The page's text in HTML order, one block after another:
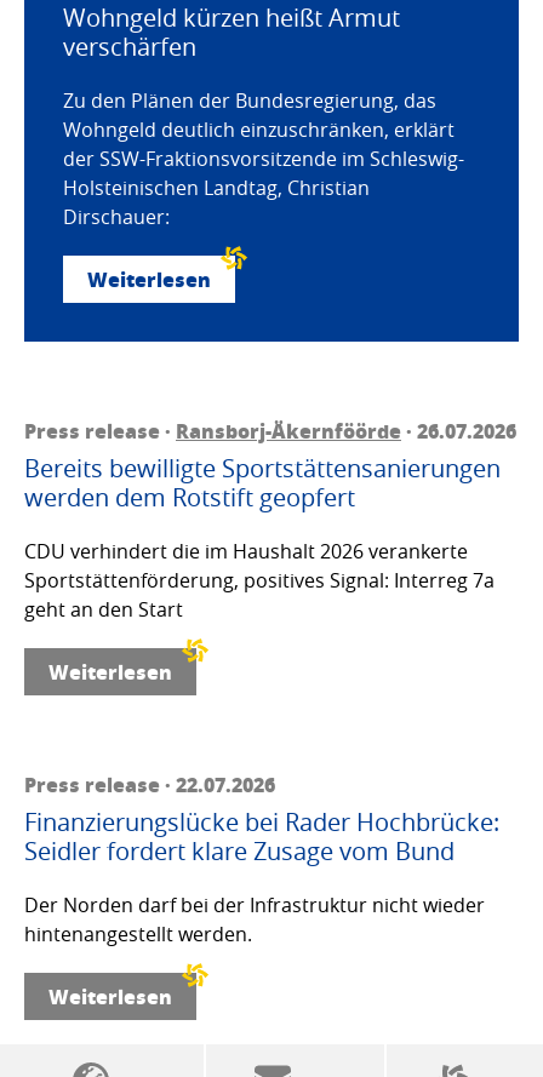
Wohngeld kürzen heißt Armut
verschärfen
Zu den Plänen der Bundesregierung, das
Wohngeld deutlich einzuschränken, erklärt
der SSW-Fraktionsvorsitzende im Schleswig-
Holsteinischen Landtag, Christian
Dirschauer:
Weiterlesen
Press release · Ransborj-Äkernföörde· 26.07.2026
Bereits bewilligte Sportstättensanierungen
werden dem Rotstift geopfert
CDU verhindert die im Haushalt 2026 verankerte
Sportstättenförderung, positives Signal: Interreg 7a
geht an den Start
Weiterlesen
Press release · 22.07.2026
Finanzierungslücke bei Rader Hochbrücke:
Seidler fordert klare Zusage vom Bund
Der Norden darf bei der Infrastruktur nicht wieder
hintenangestellt werden.
Weiterlesen